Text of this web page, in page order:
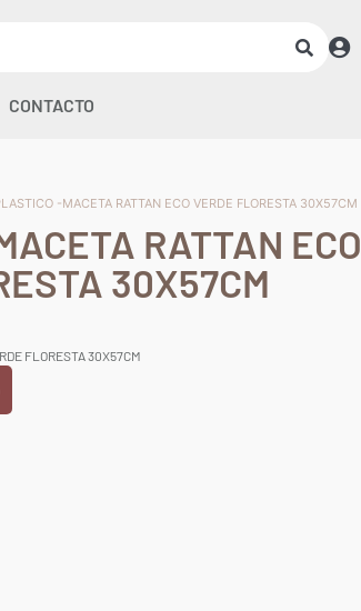
CONTACTO
-MACETA RATTAN ECO VERDE FLORESTA 30X57CM
RATTAN ECO
30X57CM
FLORESTA 30X57CM